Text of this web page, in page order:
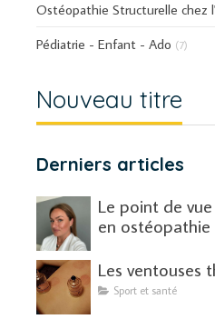
Ostéopathie Structurelle chez
Pédiatrie - Enfant - Ado (7)
Nouveau titre
Derniers articles
Le point de
en ostéopathie
Les ventouses
Sport et santé